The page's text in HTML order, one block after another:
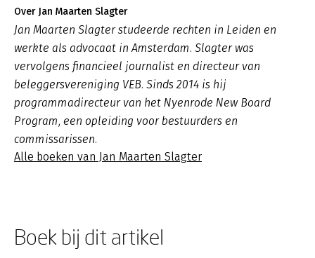
Over Jan Maarten Slagter
Jan Maarten Slagter studeerde rechten in Leiden en
werkte als advocaat in Amsterdam. Slagter was
vervolgens financieel journalist en directeur van
beleggersvereniging VEB. Sinds 2014 is hij
programmadirecteur van het Nyenrode New Board
Program, een opleiding voor bestuurders en
commissarissen.
Alle boeken van Jan Maarten Slagter
Boek bij dit artikel